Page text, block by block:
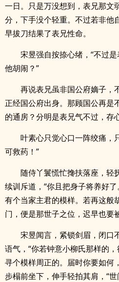
一日。只是万没想到，表兄那文
分，下手没个轻重。不过若非他
早拔刀结果了表兄性命。
宋昱强自按捺心绪，“不过
他胡闹？”
再说表兄虽非国公府嫡子，
正经国公府出身。那顾国公再是
的通房？分明是表兄气不过，存
叶素心只觉心口一阵绞痛，
可救药！”
随侍丫鬟慌忙搀扶落座，轻
续训斥道，“你且把身子将养好
有个当家主君的模样。若再这般
门，便是那世子之位，迟早也要
宋昱闻言，紧锁剑眉，闭口
语气，“你若钟意小柳氏那样的
寻个模样周正的。届时你要如何
步榻前坐下，伸手轻拍其肩，“